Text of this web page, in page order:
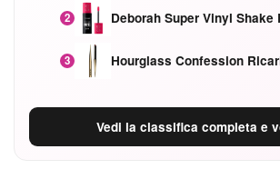
2 Deborah Super Vinyl Shake
3
Vedi la classifica completa e